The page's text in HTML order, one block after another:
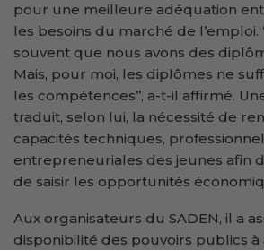
pour une meilleure adéquation
les besoins du marché de l’emploi.
souvent que nous avons des
Mais, pour moi, les diplômes ne
les compétences’’, a-t-il affirmé.
traduit, selon lui, la nécessité de
capacités techniques,
entrepreneuriales des jeunes afin
de saisir les opportunités
Aux organisateurs du SADEN, il a
disponibilité des pouvoirs publics